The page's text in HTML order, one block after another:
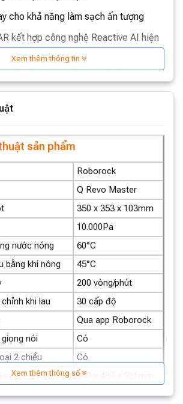
cho khả năng làm sạch ấn tượng
kết hợp công nghệ Reactive AI hiện
với công nghệ SmartPlan, trợ lý
ghi lại những khoảnh khắc dễ
thông minh qua ứng dụng
Làm sạch mọi góc
độc quyền trên Robot hút bụi lau
Revo Master mang đến khả năng làm
bỏ hoàn toàn bụi bẩn ở mọi ngóc
Hệ thống chổi cạnh và khăn lau
linh hoạt giúp robot di chuyển dễ
quả mọi vị trí, kể cả những khu vực
mép tường, góc nhà, gầm đồ đạc.
Xem thêm thông tin
sản phẩm
Roborock
Q Revo Master
350 x 353 x 103mm
10.000Pa
nước nóng
60°C
bằng khí nóng
45°C
200 vòng/phút
khi lau
30 cấp độ
Qua app Roborock
nói
Có
2 chiều
Có
sạc
340 x 487 x 521mm
Xem thêm thông số